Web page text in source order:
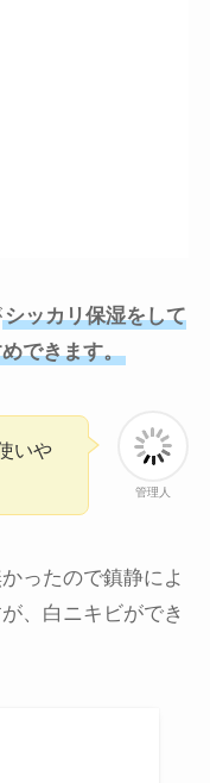
シッカリ保湿をして
できます。
管理人
いや
ったので鎮静によ
、白ニキビができ